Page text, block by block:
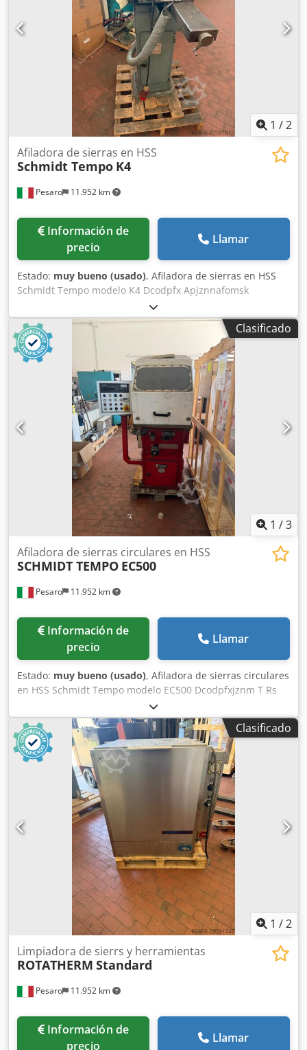
1 /2
Pesaro 11.952 km
Afiladora de sierras en HSS
Schmidt Tempo K4
Información de
precio
Llamar
Estado: muy bueno (usado), Afiladora de sierras en HSS
Schmidt Tempo modelo K4 Dcodpfx Apjznnafomsk
Clasificado
1 /3
Pesaro 11.952 km
Afiladora de sierras circulares en HSS
SCHMIDT TEMPO EC500
Información de
precio
Llamar
Estado: muy bueno (usado), Afiladora de sierras circulares
en HSS Schmidt Tempo modelo EC500 Dcodpfxjznm T Rs
Clasificado
1 /2
Pesaro 11.952 km
Limpiadora de sierrs y herramientas
ROTATHERM Standard
Información de
precio
Llamar